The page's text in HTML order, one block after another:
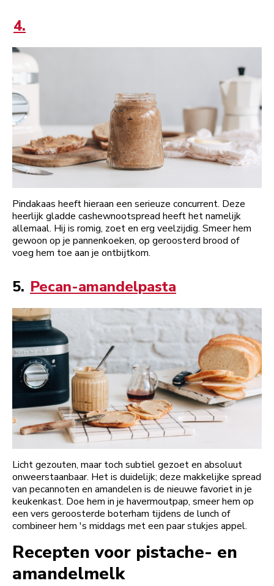
4.
Pindakaas heeft hieraan een serieuze concurrent. Deze
heerlijk gladde cashewnootspread heeft het namelijk
allemaal. Hij is romig, zoet en erg veelzijdig. Smeer hem
gewoon op je pannenkoeken, op geroosterd brood of
voeg hem toe aan je ontbijtkom.
5. Pecan-amandelpasta
Licht gezouten, maar toch subtiel gezoet en absoluut
onweerstaanbaar. Het is duidelijk; deze makkelijke spread
van pecannoten en amandelen is de nieuwe favoriet in je
keukenkast. Doe hem in je havermoutpap, smeer hem op
een vers geroosterde boterham tijdens de lunch of
combineer hem 's middags met een paar stukjes appel.
Recepten voor pistache- en
amandelmelk